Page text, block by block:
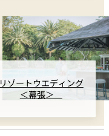
リゾートウエディング
＜幕張＞